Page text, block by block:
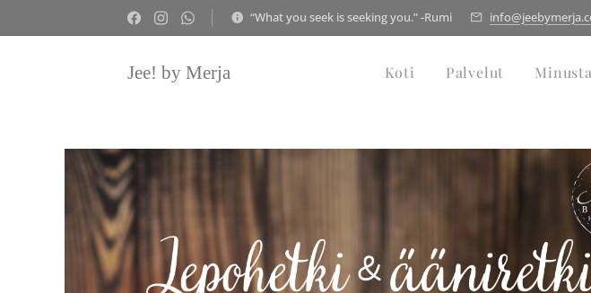
“What you seek is seeking you.” -Rumi
Jee! by Merja Koti Palvelut Minusta